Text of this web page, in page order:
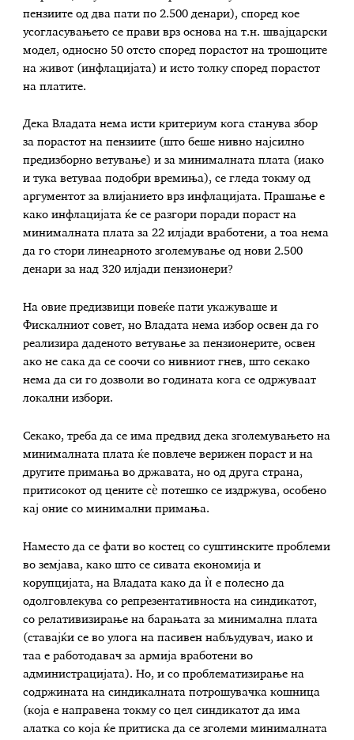
пензиите од два пати по 2.500 денари), според кое
усогласувањето се прави врз основа на т.н. швајцарски
модел, односно 50 отсто според порастот на трошоците
на живот (инфлацијата) и исто толку според порастот
на платите.
Дека Владата нема исти критериум кога станува збор
за порастот на пензиите (што беше нивно најсилно
предизборно ветување) и за минималната плата (иако
и тука ветуваа подобри времиња), се гледа токму од
аргументот за влијанието врз инфлацијата. Прашање е
како инфлацијата ќе се разгори поради пораст на
минималната плата за 22 илјади вработени, а тоа нема
да го стори линеарното зголемување од нови 2.500
денари за над 320 илјади пензионери?
На овие предизвици повеќе пати укажуваше и
Фискалниот совет, но Владата нема избор освен да го
реализира даденото ветување за пензионерите, освен
ако не сака да се соочи со нивниот гнев, што секако
нема да си го дозволи во годината кога се одржуваат
локални избори.
Секако, треба да се има предвид дека зголемувањето на
минималната плата ќе повлече верижен пораст и на
другите примања во државата, но од друга страна,
притисокот од цените сѐ потешко се издржува, особено
кај оние со минимални примања.
Наместо да се фати во костец со суштинските проблеми
во земјава, како што се сивата економија и
корупцијата, на Владата како да ѝ е полесно да
одолговлекува со репрезентативноста на синдикатот,
со релативизирање на барањата за минимална плата
(ставајќи се во улога на пасивен набљудувач, иако и
таа е работодавач за армија вработени во
администрацијата). Но, и со проблематизирање на
содржината на синдикалната потрошувачка кошница
(која е направена токму со цел синдикатот да има
алатка со која ќе притиска да се зголеми минималната